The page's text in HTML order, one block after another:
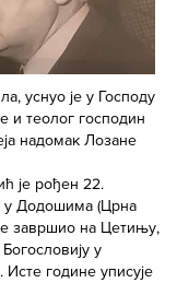
уснуо је у Господу
и теолог господин
надомак Лозане
је рођен 22.
у Додошима (Црна
завршио на Цетињу,
у
Исте године уписује